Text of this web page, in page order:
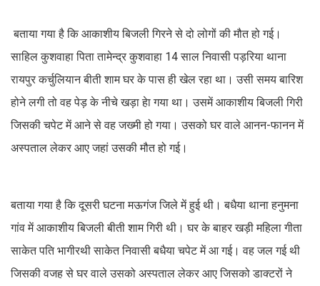
बताया गया है कि आकाशीय बिजली गिरने से दो लोगों की मौत हो गई।
साहिल कुशवाहा पिता तामेन्द्र कुशवाहा 14 साल निवासी पड़रिया थाना
रायपुर कर्चुलियान बीती शाम घर के पास ही खेल रहा था। उसी समय बारिश
होने लगी तो वह पेड़ के नीचे खड़ा हेा गया था। उसमें आकाशीय बिजली गिरी
जिसकी चपेट में आने से वह जख्मी हो गया। उसको घर वाले आनन-फानन में
अस्पताल लेकर आए जहां उसकी मौत हो गई।
बताया गया है कि दूसरी घटना मऊगंज जिले में हुई थी। बधैया थाना हनुमना
गांव में आकाशीय बिजली बीती शाम गिरी थी। घर के बाहर खड़ी महिला गीता
साकेत पति भागीरथी साकेत निवासी बधैया चपेट में आ गई। वह जल गई थी
जिसकी वजह से घर वाले उसको अस्पताल लेकर आए जिसको डाक्टरों ने